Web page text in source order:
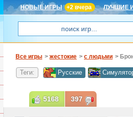
НОВЫЕ ИГРЫ +2 вчера ЛУЧШИЕ
Все игры > жестокие > с людьми >
Теги: Русские
5168 397